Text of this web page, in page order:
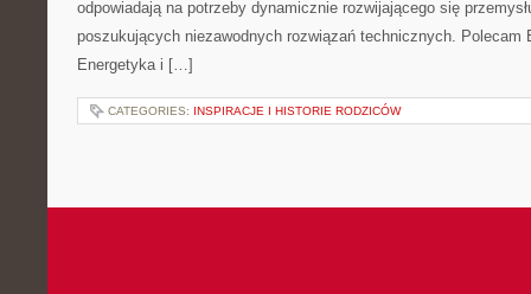
odpowiadają na potrzeby dynamicznie rozwijającego się
poszukujących niezawodnych rozwiązań technicznych. Polecam
Energetyka i […]
CATEGORIES: INSPIRACJE I HISTORIE RODZICÓW